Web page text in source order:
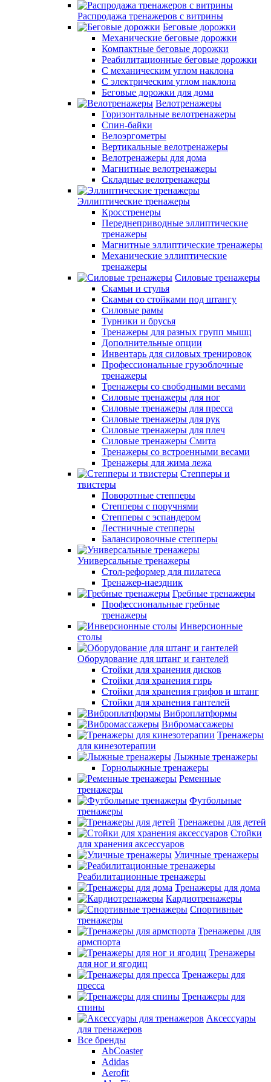
Распродажа тренажеров с витрины
Беговые дорожки
Механические беговые дорожки
Компактные беговые дорожки
Реабилитационные беговые дорожки
С механическим углом наклона
С электрическим углом наклона
Беговые дорожки для дома
Велотренажеры
Горизонтальные велотренажеры
Спин-байки
Велоэргометры
Вертикальные велотренажеры
Велотренажеры для дома
Магнитные велотренажеры
Складные велотренажеры
Эллиптические тренажеры
Кросстренеры
Переднеприводные эллиптические
тренажеры
Магнитные эллиптические тренажеры
Механические эллиптические
тренажеры
Силовые тренажеры
Скамьи и стулья
Скамьи со стойками под штангу
Силовые рамы
Турники и брусья
Тренажеры для разных групп мышц
Дополнительные опции
Инвентарь для силовых тренировок
Профессиональные грузоблочные
тренажеры
Тренажеры со свободными весами
Силовые тренажеры для ног
Силовые тренажеры для пресса
Силовые тренажеры для рук
Силовые тренажеры для плеч
Силовые тренажеры Смита
Тренажеры со встроенными весами
Тренажеры для жима лежа
Степперы и
твистеры
Поворотные степперы
Степперы с поручнями
Степперы с эспандером
Лестничные степперы
Балансировочные степперы
Универсальные тренажеры
Стол-реформер для пилатеса
Тренажер-наездник
Гребные тренажеры
Профессиональные гребные
тренажеры
Инверсионные
столы
Оборудование для штанг и гантелей
Стойки для хранения дисков
Стойки для хранения гирь
Стойки для хранения грифов и штанг
Стойки для хранения гантелей
Виброплатформы
Вибромассажеры
Тренажеры
для кинезотерапии
Лыжные тренажеры
Горнолыжные тренажеры
Ременные
тренажеры
Футбольные
тренажеры
Тренажеры для детей
Стойки
для хранения аксессуаров
Уличные тренажеры
Реабилитационные тренажеры
Тренажеры для дома
Кардиотренажеры
Спортивные
тренажеры
Тренажеры для
армспорта
Тренажеры
для ног и ягодиц
Тренажеры для
пресса
Тренажеры для
спины
Аксессуары
для тренажеров
Все бренды
AbCoaster
Adidas
Aerofit